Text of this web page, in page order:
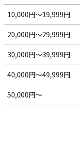
10,000円～19,999円
20,000円～29,999円
30,000円～39,999円
40,000円～49,999円
50,000円～